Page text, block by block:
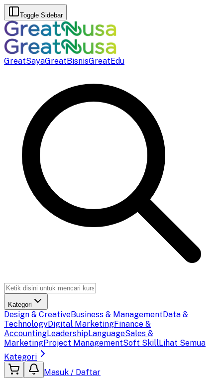
Toggle Sidebar
GreatSayaGreatBisnisGreatEdu
Kategori
Design & CreativeBusiness & ManagementData &
TechnologyDigital MarketingFinance &
AccountingLeadershipLanguageSales &
MarketingProject ManagementSoft SkillLihat Semua
Kategori
Masuk / Daftar